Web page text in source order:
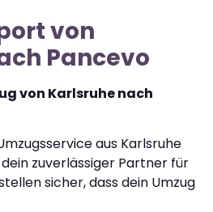
von
Pancevo
von Karlsruhe nach
aus Karlsruhe
zuverlässiger Partner für
sicher, dass dein Umzug